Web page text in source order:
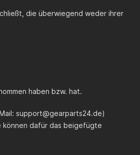
die überwiegend weder ihrer
haben bzw. hat.
support@gearparts24.de)
können dafür das beigefügte